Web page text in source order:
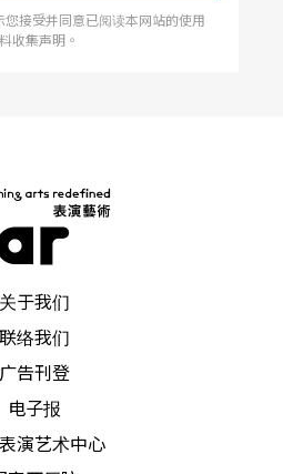
接受并同意已阅读本网站的使用
收集声明。
关于我们
联络我们
广告刊登
电子报
演艺术中心